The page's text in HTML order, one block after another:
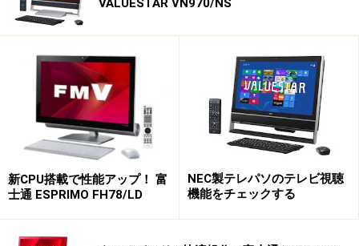
新CPU搭載で性能アップ！ 富
士通 ESPRIMO FH78/LD
NEC製テレパソのテレビ視聴
機能をチェックする